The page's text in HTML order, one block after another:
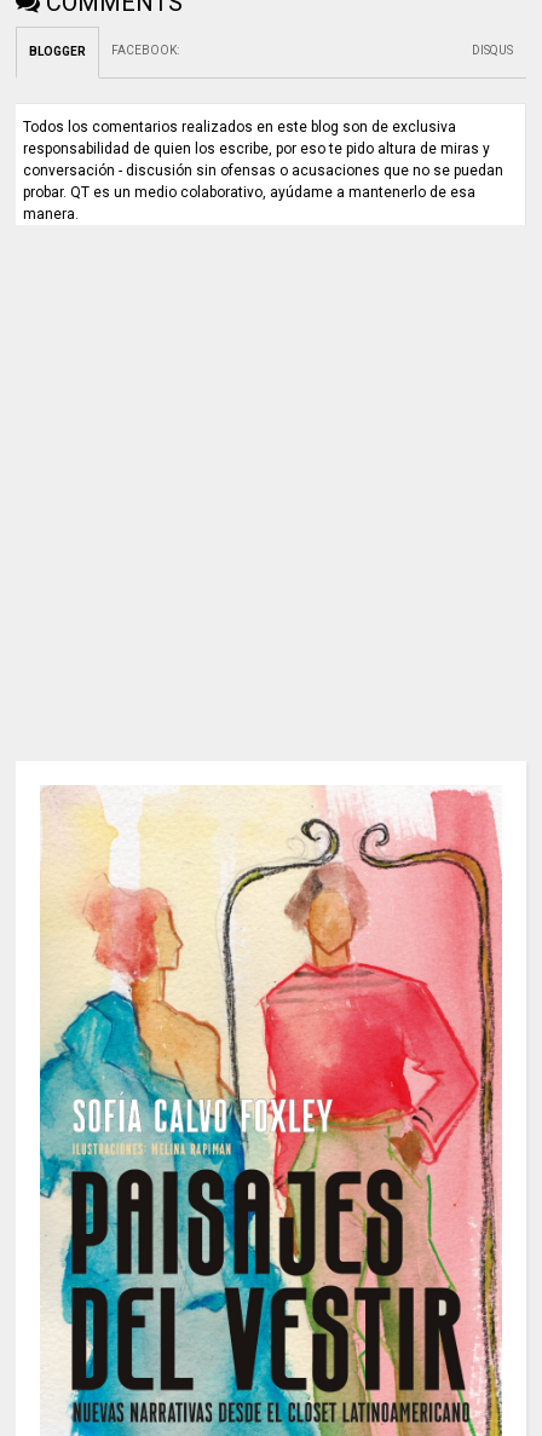
BLOGGER FACEBOOK: DISQUS
Todos los comentarios realizados en este blog son de exclusiva
responsabilidad de quien los escribe, por eso te pido altura de miras y
conversación - discusión sin ofensas o acusaciones que no se puedan
probar. QT es un medio colaborativo, ayúdame a mantenerlo de esa
manera.